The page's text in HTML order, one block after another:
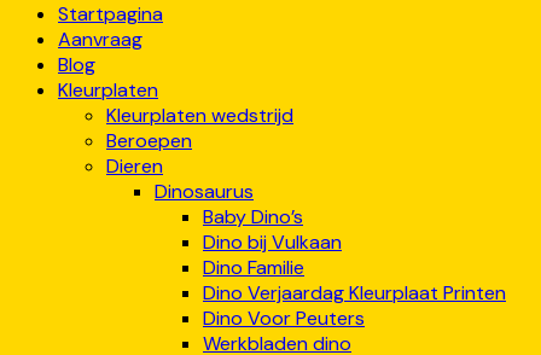
Startpagina
Aanvraag
Blog
Kleurplaten
Kleurplaten wedstrijd
Beroepen
Dieren
Dinosaurus
Baby Dino’s
Dino bij Vulkaan
Dino Familie
Dino Verjaardag Kleurplaat Printen
Dino Voor Peuters
Werkbladen dino